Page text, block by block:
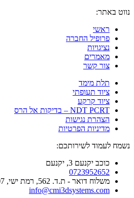
נווט באתר:
ראשי
פרופיל החברה
נציגויות
מאמרים
צור קשר
תלת מימד
ציוד תעופתי
ציוד קרקע
NDT PCRT – בדיקות אל הרס
הצהרת נגישות
מדיניות הפרטיות
נשמח לעמוד לשירותכם:
כוכב יקנעם 3, יקנעם
0723952652
משלוח דואר - ת.ד. 562, רמת ישי, 3004407​
info@cmi3dsystems.com